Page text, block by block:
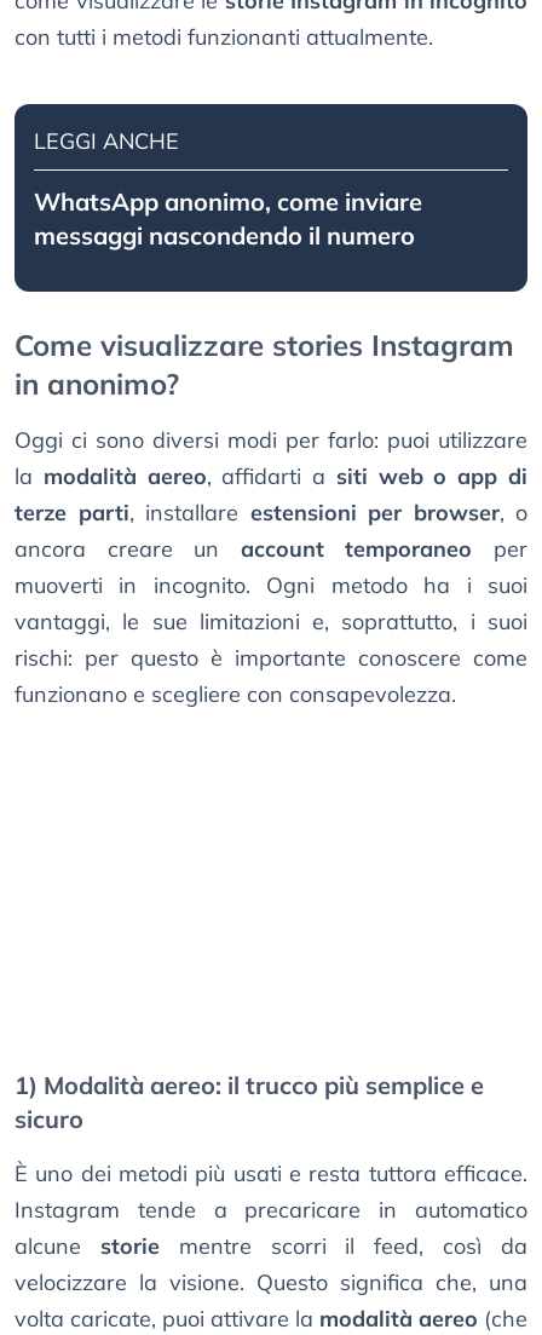
con tutti i metodi funzionanti attualmente.
LEGGI ANCHE
WhatsApp anonimo, come inviare
messaggi nascondendo il numero
Come visualizzare stories Instagram
in anonimo?
Oggi ci sono diversi modi per farlo: puoi utilizzare
la modalità aereo, affidarti a siti web o app di
terze parti, installare estensioni per browser, o
ancora creare un account temporaneo per
muoverti in incognito. Ogni metodo ha i suoi
vantaggi, le sue limitazioni e, soprattutto, i suoi
rischi: per questo è importante conoscere come
funzionano e scegliere con consapevolezza.
1) Modalità aereo: il trucco più semplice e
sicuro
È uno dei metodi più usati e resta tuttora efficace.
Instagram tende a precaricare in automatico
alcune storiementre scorri il feed, così da
velocizzare la visione. Questo significa che, una
volta caricate, puoi attivare la modalità aereo (che